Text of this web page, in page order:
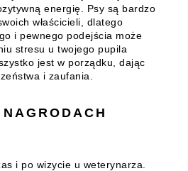
energię. Psy są bardzo
właścicieli, dlatego
i pewnego podejścia może
stresu u twojego pupila
jest w porządku, dając
i zaufania.
i po wizycie u weterynarza.